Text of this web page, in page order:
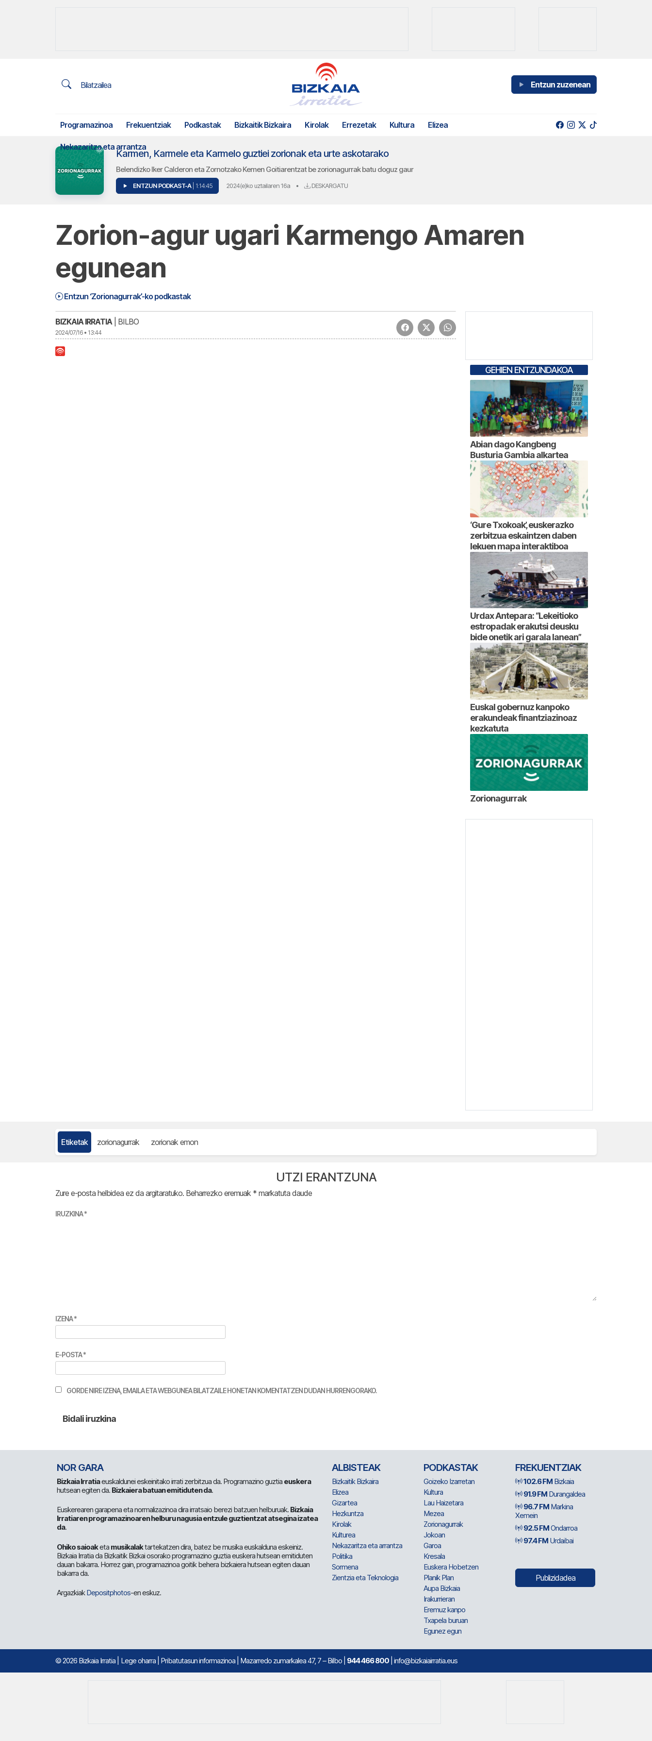
Bilatzailea Entzun zuzenean
Programazinoa Frekuentziak Podkastak Bizkaitik Bizkaira Kirolak Errezetak Kultura Elizea
Nekazaritza eta arrantza
Karmen, Karmele eta Karmelo guztiei zorionak eta urte askotarako
Belendizko Iker Calderon eta Zornotzako Kemen Goitiarentzat be zorionagurrak batu doguz gaur
ENTZUN PODKAST-A | 1:14:45 2024(e)ko uztailaren 16a • DESKARGATU
Zorion-agur ugari Karmengo Amaren
egunean
Entzun ‘Zorionagurrak’-ko podkastak
1:14:45 Karmen, Karmele eta Karmelo guztiei zorionak eta urte askotarako | Zorionagurrak
BIZKAIA IRRATIA| BILBO
2024/07/16 • 13:44
GEHIEN ENTZUNDAKOA
Abian dago Kangbeng
Busturia Gambia alkartea
‘Gure Txokoak’, euskerazko
zerbitzua eskaintzen daben
lekuen mapa interaktiboa
Urdax Antepara: “Lekeitioko
estropadak erakutsi deusku
bide onetik ari garala lanean”
Euskal gobernuz kanpoko
erakundeak finantziazinoaz
kezkatuta
Zorionagurrak
Etiketak zorionagurrak zorionak emon
UTZI ERANTZUNA
Zure e-posta helbidea ez da argitaratuko. Beharrezko eremuak * markatuta daude
IRUZKINA*
IZENA*
E-POSTA*
GORDE NIRE IZENA, EMAILA ETA WEBGUNEA BILATZAILE HONETAN KOMENTATZEN DUDAN HURRENGORAKO.
NOR GARA
Bizkaia Irratiaeuskaldunei eskeinitako irrati zerbitzua da. Programazino guztia euskera
hutsean egiten da. Bizkaiera batuan emitiduten da.
Euskerearen garapena eta normalizazinoa dira irratsaio berezi batzuen helburuak. Bizkaia
Irratiaren programazinoaren helburu nagusia entzule guztientzat atsegina izatea
da.
Ohiko saioaketa musikalaktartekatzen dira, batez be musika euskalduna eskeiniz.
Bizkaia Irratia da Bizkaitik Bizkai osorako programazino guztia euskera hutsean emitiduten
dauan bakarra. Horrez gain, programazinoa goitik behera bizkaiera hutsean egiten dauan
bakarra da.
ArgazkiakDepositphotos-en eskuz.
ALBISTEAK
Bizkaitik Bizkaira
Elizea
Gizartea
Hezkuntza
Kirolak
Kulturea
Nekazaritza eta arrantza
Politika
Sormena
Zientzia eta Teknologia
PODKASTAK
Goizeko Izarretan
Kultura
Lau Haizetara
Mezea
Zorionagurrak
Jokoan
Garoa
Kresala
Euskera Hobetzen
Planik Plan
Aupa Bizkaia
Irakurrieran
Eremuz kanpo
Txapela buruan
Egunez egun
FREKUENTZIAK
102.6 FM Bizkaia
91.9 FM Durangaldea
96.7 FM Markina
Xemein
92.5 FMOndarroa
97.4 FM Urdaibai
Publizidadea
© 2026 Bizkaia Irratia Lege oharra Pribatutasun informazinoa | Mazarredo zumarkalea 47, 7 – Bilbo | 944 466 800 | info@bizkaiairratia.eus